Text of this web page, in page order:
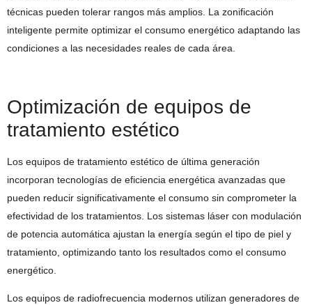
técnicas pueden tolerar rangos más amplios. La zonificación
inteligente permite optimizar el consumo energético adaptando las
condiciones a las necesidades reales de cada área.
Optimización de equipos de
tratamiento estético
Los equipos de tratamiento estético de última generación
incorporan tecnologías de eficiencia energética avanzadas que
pueden reducir significativamente el consumo sin comprometer la
efectividad de los tratamientos. Los sistemas láser con modulación
de potencia automática ajustan la energía según el tipo de piel y
tratamiento, optimizando tanto los resultados como el consumo
energético.
Los equipos de radiofrecuencia modernos utilizan generadores de